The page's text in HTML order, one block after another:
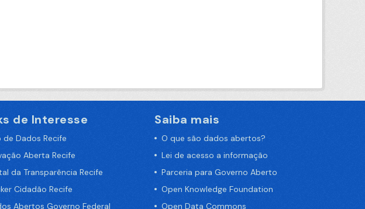
de Interesse
de Dados Recife
Aberta Recife
da Transparência Recife
Cidadão Recife
Abertos Governo Federal
Saiba mais
O que são dados abertos?
Lei de acesso a informação
Parceria para Governo Aberto
Open Knowledge Foundation
Open Data Commons